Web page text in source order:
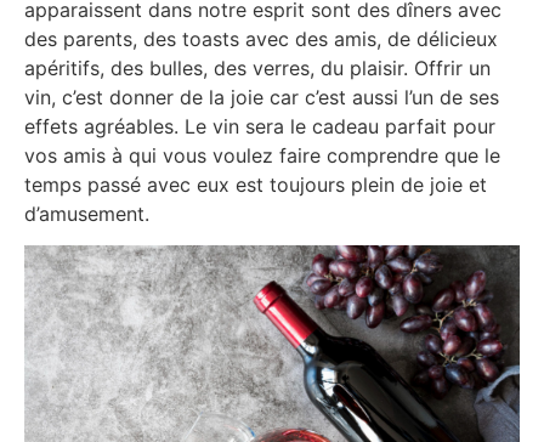
apparaissent dans notre esprit sont des dîners avec
des parents, des toasts avec des amis, de délicieux
apéritifs, des bulles, des verres, du plaisir. Offrir un
vin, c’est donner de la joie car c’est aussi l’un de ses
effets agréables. Le vin sera le cadeau parfait pour
vos amis à qui vous voulez faire comprendre que le
temps passé avec eux est toujours plein de joie et
d’amusement.